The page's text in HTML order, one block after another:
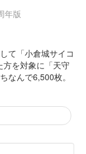
年版
て「小倉城サイコ
方を対象に「天守
なんで6,500枚。